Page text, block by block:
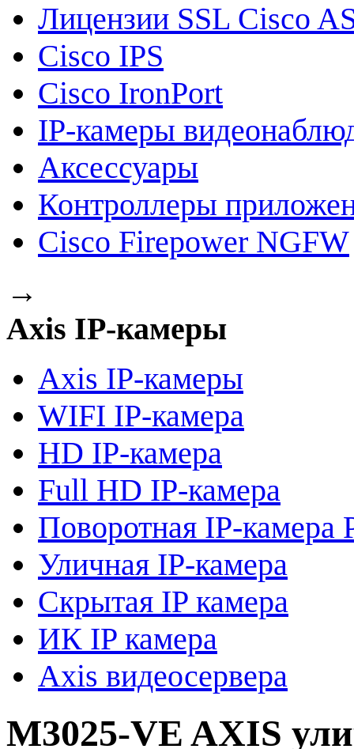
Лицензии SSL Cisco
Cisco IPS
Cisco IronPort
IP-камеры
Аксессуары
Контроллеры
Cisco Firepower NGFW
→
Axis IP-камеры
Axis IP-камеры
WIFI IP-камера
HD IP-камера
Full HD IP-камера
Поворотная IP-камера
Уличная IP-камера
Скрытая IP камера
ИК IP камера
Axis видеосервера
M3025-VE AXIS